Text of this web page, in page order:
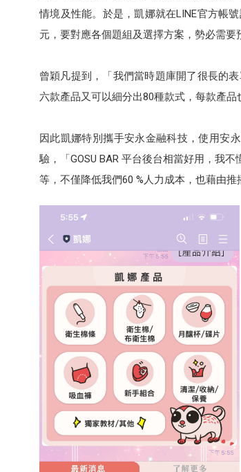
情境及性能。於是，凱娜就在LINE官方帳
元，要對應各個題組及選擇方案，勢必需要
曾穎凡提到，「我們當時題庫開了很長的
六款產品又可以細分出80種款式，每款產
因此凱娜特別攜手安永金融科技，使用安
驗，「GOSU BAR 平台後台相當好用，我
等，不僅降低我們60 %人力成本，也藉由推